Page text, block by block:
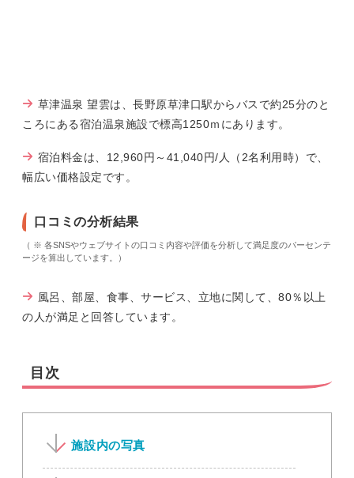
草津温泉 望雲は、長野原草津口駅からバスで約25分のと
ころにある宿泊温泉施設で標高1250ｍにあります。
宿泊料金は、12,960円～41,040円/人（2名利用時）で、
幅広い価格設定です。
口コミの分析結果
（ ※ 各SNSやウェブサイトの口コミ内容や評価を分析して満足度のパーセンテ
ージを算出しています。）
風呂、部屋、食事、サービス、立地に関して、80％以上
の人が満足と回答しています。
目次
施設内の写真